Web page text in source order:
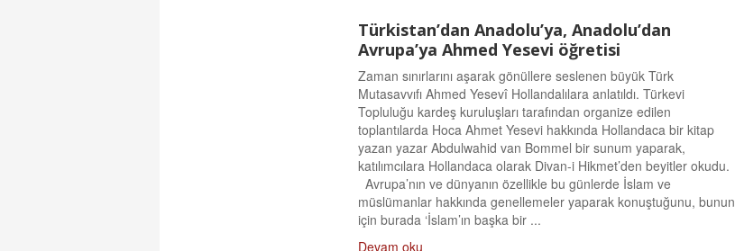
Türkistan’dan Anadolu’ya, Anadolu’dan
Avrupa’ya Ahmed Yesevi öğretisi
Zaman sınırlarını aşarak gönüllere seslenen büyük Türk
Mutasavvıfı Ahmed Yesevî Hollandalılara anlatıldı. Türkevi
Topluluğu kardeş kuruluşları tarafından organize edilen
toplantılarda Hoca Ahmet Yesevi hakkında Hollandaca bir kitap
yazan yazar Abdulwahid van Bommel bir sunum yaparak,
katılımcılara Hollandaca olarak Divan-i Hikmet’den beyitler okudu.
Avrupa’nın ve dünyanın özellikle bu günlerde İslam ve
müslümanlar hakkında genellemeler yaparak konuştuğunu, bunun
için burada ‘İslam’ın başka bir ...
Devam oku